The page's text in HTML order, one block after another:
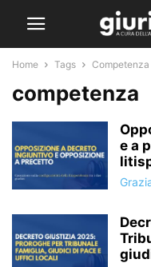
Home Tags Competenza
competenza
e a